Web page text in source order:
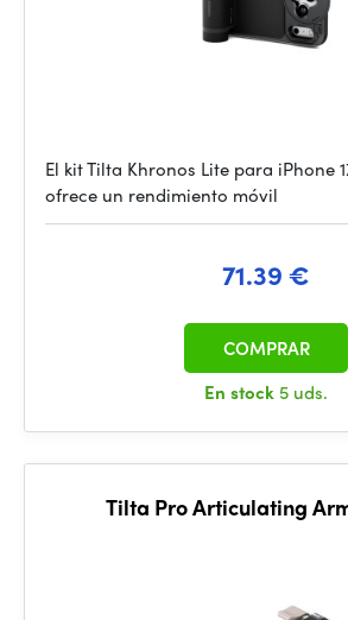
El kit Tilta Khronos Lite para iPhone
ofrece un rendimiento móvil
71.39 €
En stock 5 uds.
COMPRAR
Tilta Pro Articulating